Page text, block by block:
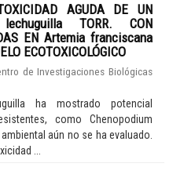
AGUDA DE UN
TORR. CON
EN Artemia franciscana
ECOTOXICOLÓGICO
de Investigaciones Biológicas
ha mostrado potencial
como Chenopodium
aún no se ha evaluado.
...